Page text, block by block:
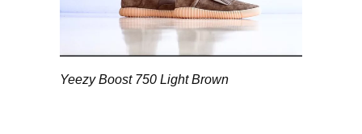
Yeezy Boost 750 Light Brown